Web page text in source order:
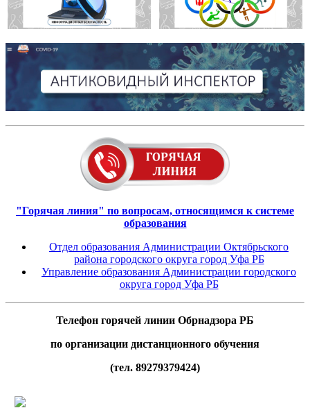
"Горячая линия" по вопросам, относящимся к системе
образования
Отдел образования Администрации Октябрьского
района городского округа город Уфа РБ
Управление образования Администрации городского
округа город Уфа РБ
Телефон горячей линии Обрнадзора РБ
по организации дистанционного обучения
(тел. 89279379424)